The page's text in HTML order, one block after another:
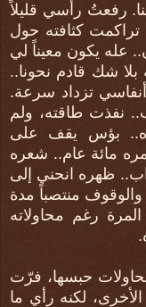
رفعتُ رأسي قليلاً
تراكمت كثافته حول
عله يكون معيناً لي
شك قادم نحونا..
تزداد سرعة.
نفذت طاقته، ولم
بؤس يقف على
مائة عام.. شعره
ظهره انحني إلى
منتصباً مدة
رغم محاولاته
حبسها، فرّت
لكنه رأي ما